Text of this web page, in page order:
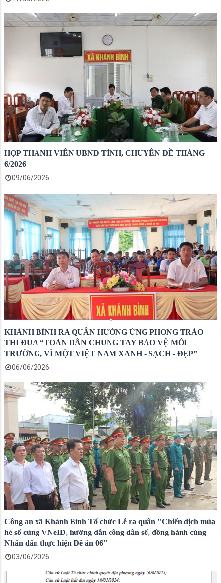
HỌP THÀNH VIÊN UBND TỈNH, CHUYÊN ĐỀ THÁNG
6/2026
09/06/2026
KHÁNH BÌNH RA QUÂN HƯỞNG ỨNG PHONG TRÀO
THI ĐUA “TOÀN DÂN CHUNG TAY BẢO VỆ MÔI
TRƯỜNG, VÌ MỘT VIỆT NAM XANH - SẠCH - ĐẸP”
06/06/2026
Công an xã Khánh Bình Tổ chức Lễ ra quân "Chiến dịch mùa
hè số cùng VNeID, hướng dẫn công dân số, đồng hành cùng
Nhân dân thực hiện Đề án 06"
03/06/2026